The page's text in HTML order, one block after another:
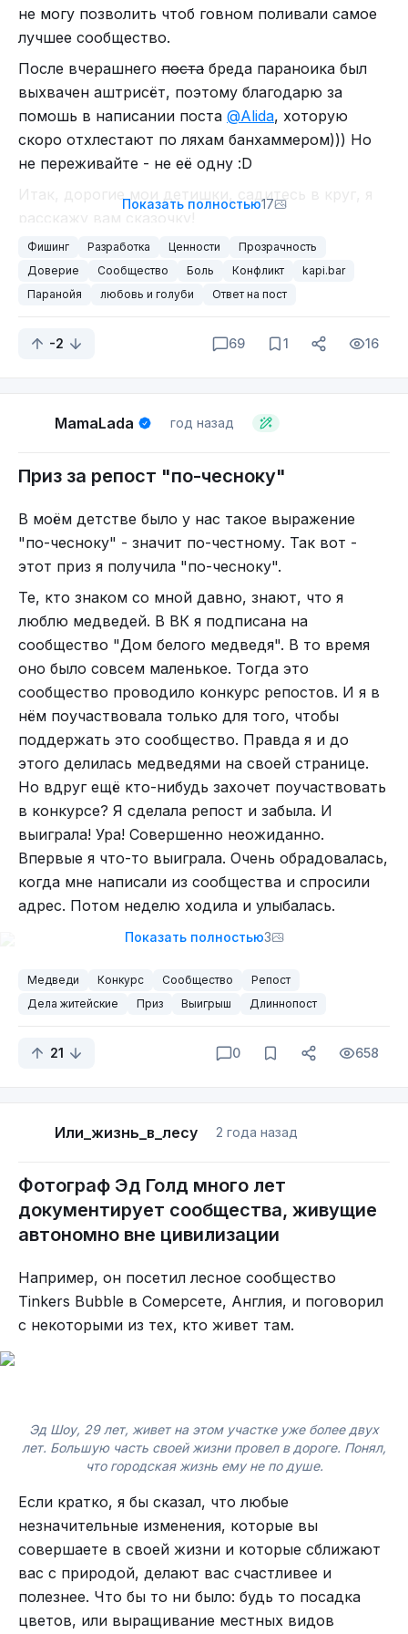
не могу позволить чтоб говном поливали самое
лучшее сообщество.
После вчерашнего поста бреда параноика был
выхвачен аштрисёт, поэтому благодарю за
помошь в написании поста @Alida, хоторую
скоро отхлестают по ляхам банхаммером))) Но
не переживайте - не её одну :D
Итак, дорогие мои детишки, садитесь в круг, я
Стоял на отшибе дом и назывался он Капи.бар
У сайта, как и положено, были мать с отцом, да
орава ребятишек.
У родителей этих забот был полон рот, то баг
И решили старшие ребятишки своих собратьев
развлекать – игры там всякие придумывать,
(обратите внимание на дату – это призы на
день рождения ресурса готовятся как раз пока
мы плетем заговор по отжатию сайта)
Чудили кто во что горазд, деньги карманные на
леденцы тратили, лишь бы ребятишек
позабавить.
А для организации этой сколотили себе домик
на дереве, где все конкурсы и обсуждали и
назвали этот дом ПМС – Капибара: помоги себе
сам.
Все было хорошо, да вот на доме отчем какие-то
хулиганы из РКН или не из него, повесили
амбарный замок. Продвинутые и настойчивые
использовали "преступные" пути обхода, дабы
нести благо в самое, блять, лучшее сообщество
Показать полностью17
Фишинг Разработка Ценности
Прозрачность
Доверие
Сообщество Боль Конфликт
kapi.bar
Паранойя
любовь и голуби Ответ на пост
-2 69 1 16
MamaLada год назад
Приз за репост "по-чесноку"
В моём детстве было у нас такое выражение
"по-чесноку" - значит по-честному. Так вот -
этот приз я получила "по-чесноку".
Те, кто знаком со мной давно, знают, что я
люблю медведей. В ВК я подписана на
сообщество "Дом белого медведя". В то время
оно было совсем маленькое. Тогда это
сообщество проводило конкурс репостов. И я в
нём поучаствовала только для того, чтобы
поддержать это сообщество. Правда я и до
этого делилась медведями на своей странице.
Но вдруг ещё кто-нибудь захочет поучаствовать
в конкурсе? Я сделала репост и забыла. И
выиграла! Ура! Совершенно неожиданно.
Впервые я что-то выиграла. Очень обрадовалась,
когда мне написали из сообщества и спросили
адрес. Потом неделю ходила и улыбалась.
Да и сейчас улыбаюсь. Знаете, как было приятно
получить по почте книгу и открытку. Храню и
В нашей жизни мало улыбок. Мало солнца
весной. Мало тепла зимой. По крайней мере - на
Урале. И даже небольшая радость освещает наш
путь и делает его легче.
Показать полностью3
Медведи Конкурс Сообщество
Репост
Дела житейские
Приз Выигрыш Длиннопост
21 0 658
Или_жизнь_в_лесу 2 года назад
Фотограф Эд Голд много лет
документирует сообщества, живущие
автономно вне цивилизации
Например, он посетил лесное сообщество
Tinkers Bubble в Сомерсете, Англия, и поговорил
с некоторыми из тех, кто живет там.
Эд Шоу, 29 лет, живет на этом участке уже более двух
лет. Большую часть своей жизни провел в дороге. Понял,
что городская жизнь ему не по душе.
Если кратко, я бы сказал, что любые
незначительные изменения, которые вы
совершаете в своей жизни и которые сближают
вас с природой, делают вас счастливее и
полезнее. Что бы то ни было: будь то посадка
цветов, или выращивание местных видов